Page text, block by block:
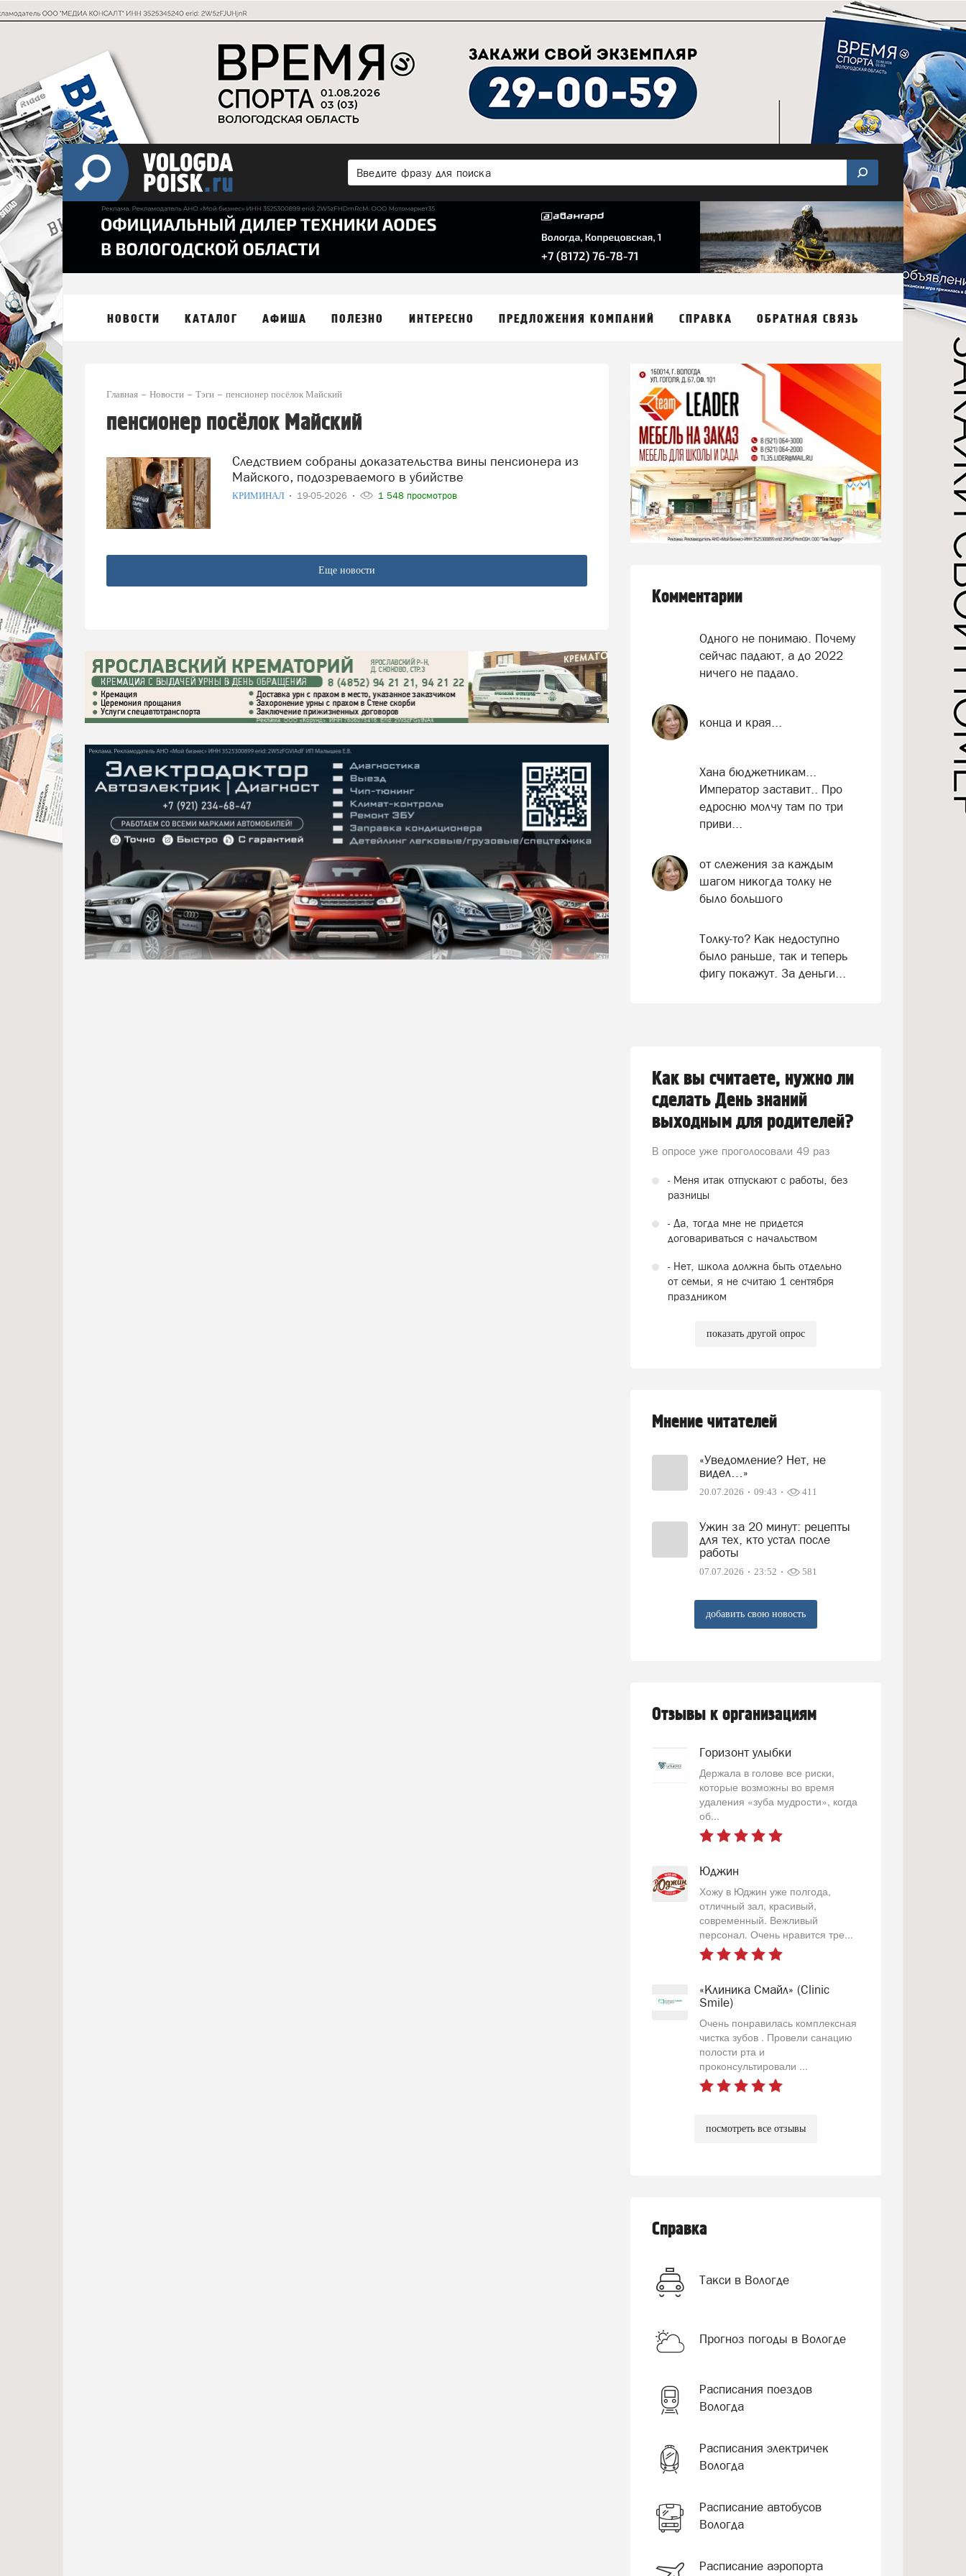
НОВОСТИ КАТАЛОГ АФИША ПОЛЕЗНО ИНТЕРЕСНО ПРЕДЛОЖЕНИЯ КОМПАНИЙ СПРАВКА ОБРАТНАЯ СВЯЗЬ
Главная Новости Тэги пенсионер посёлок Майский
пенсионер посёлок Майский
Следствием собраны доказательства вины пенсионера из
Майского, подозреваемого в убийстве
КРИМИНАЛ 19-05-2026 1 548 просмотров
Еще новости
Комментарии
Одного не понимаю. Почему
сейчас падают, а до 2022
ничего не падало.
конца и края...
Хана бюджетникам...
Император заставит.. Про
едросню молчу там по три
приви...
от слежения за каждым
шагом никогда толку не
было большого
Толку-то? Как недоступно
было раньше, так и теперь
фигу покажут. За деньги...
Как вы считаете, нужно ли
сделать День знаний
выходным для родителей?
В опросе уже проголосовали 49 раз
- Меня итак отпускают с работы, без
разницы
- Да, тогда мне не придется
договариваться с начальством
- Нет, школа должна быть отдельно
от семьи, я не считаю 1 сентября
праздником
показать другой опрос
Мнение читателей
«Уведомление? Нет, не
видел…»
20.07.2026 09:43 411
Ужин за 20 минут: рецепты
для тех, кто устал после
работы
07.07.2026 23:52 581
добавить свою новость
Отзывы к организациям
Горизонт улыбки
Держала в голове все риски,
которые возможны во время
удаления «зуба мудрости», когда
об...
Юджин
Хожу в Юджин уже полгода,
отличный зал, красивый,
современный. Вежливый
персонал. Очень нравится тре...
«Клиника Смайл» (Clinic
Smile)
Очень понравилась комплексная
чистка зубов . Провели санацию
полости рта и
проконсультировали ...
посмотреть все отзывы
Справка
Такси в Вологде
Прогноз погоды в Вологде
Расписания поездов
Вологда
Расписания электричек
Вологда
Расписание автобусов
Вологда
Расписание аэропорта